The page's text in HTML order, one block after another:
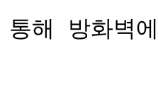
통해 방화벽